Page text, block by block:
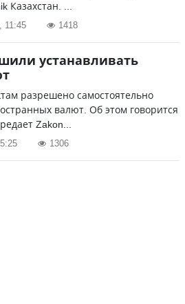
Казахстан. ...
11:45 1418
устанавливать
разрешено самостоятельно
валют. Об этом говорится
Zakon...
1306